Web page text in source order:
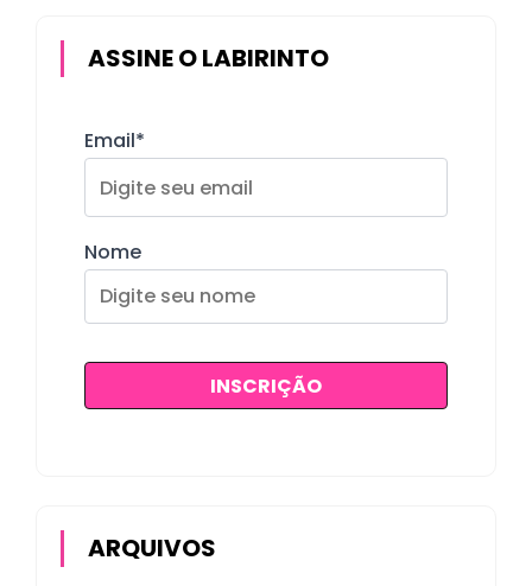
ASSINE O LABIRINTO
Email*
Nome
ARQUIVOS